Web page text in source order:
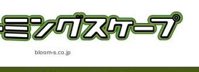
bloom-s.co.jp